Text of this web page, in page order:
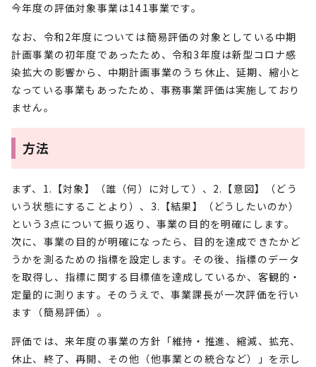
今年度の評価対象事業は141事業です。
なお、令和2年度については簡易評価の対象としている中期
計画事業の初年度であったため、令和3年度は新型コロナ感
染拡大の影響から、中期計画事業のうち休止、延期、縮小と
なっている事業もあったため、事務事業評価は実施しており
ません。
方法
まず、1.【対象】（誰（何）に対して）、2.【意図】（どう
いう状態にすることより）、3.【結果】（どうしたいのか）
という3点について振り返り、事業の目的を明確にします。
次に、事業の目的が明確になったら、目的を達成できたかど
うかを測るための指標を設定します。その後、指標のデータ
を取得し、指標に関する目標値を達成しているか、客観的・
定量的に測ります。そのうえで、事業課長が一次評価を行い
ます（簡易評価）。
評価では、来年度の事業の方針「維持・推進、縮減、拡充、
休止、終了、再開、その他（他事業との統合など）」を示し